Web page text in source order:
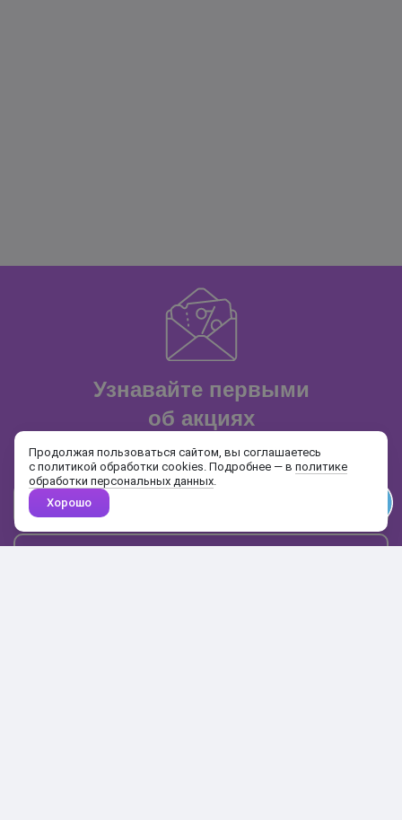
Узнавайте первыми
об акциях
и распродажах
Почта
Продолжая пользоваться сайтом, вы соглашаетесь
с политикой обработки cookies. Подробнее — в политике
обработки персональных данных.
Хорошо